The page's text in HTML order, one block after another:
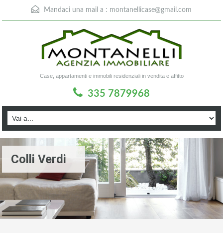
Mandaci una mail a : montanellicase@gmail.com
Case, appartamenti e immobili residenziali in vendita e affitto
335 7879968
Colli Verdi